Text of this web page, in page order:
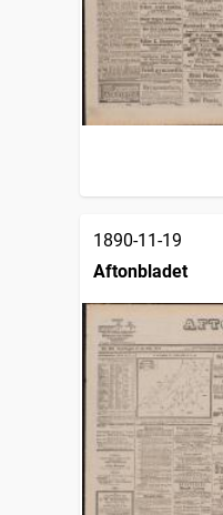
1890-11-19
Aftonbladet